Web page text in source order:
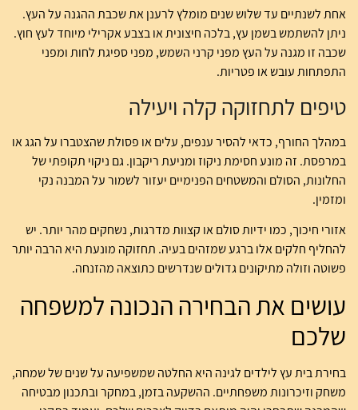
אחת לשנתיים עד שלוש שנים מומלץ לרענן את שכבת ההגנה על העץ.
ניתן להשתמש בשמן עץ, בלכה חיצונית או בצבע אקרילי מיוחד לעץ חוץ.
שכבה זו מגנה על העץ מפני קרני השמש, מפני ספיגת לחות ומפני
התפתחות עובש או פטריות.
טיפים לתחזוקה קלה ויעילה
במהלך החורף, כדאי להסיר ענפים, עלים או פסולת שהצטברו על הגג או
במרפסת. זה מונע חסימת ניקוז ומניעת ריקבון. גם ניקוי תקופתי של
החלונות, הסולם והמשטחים הפנימיים יעזור לשמור על המבנה נקי
ומזמין.
אזורי חיכוך, כמו ידיות סולם או קצוות מדרגות, נשחקים מהר יותר. יש
להחליף חלקים אלו ברגע שמזהים בעיה. תחזוקה מונעת היא הרבה יותר
פשוטה וזולה מתיקונים גדולים שנדרשים כתוצאה מהזנחה.
עושים את הבחירה הנכונה למשפחה
שלכם
בחירת בית עץ לילדים לגינה היא החלטה שמשפיעה על שנים של שמחה,
משחק וזיכרונות משפחתיים. ההשקעה בזמן, במחקר ובתכנון מבטיחה